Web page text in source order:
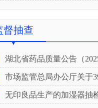
督抽查
湖北省药品质量公告（
市场监管总局办公厅关于39批次食品抽
无印良品生产的加湿器抽